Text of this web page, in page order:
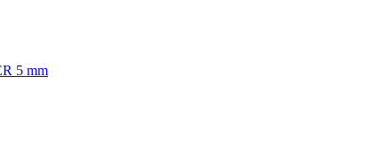
5 mm